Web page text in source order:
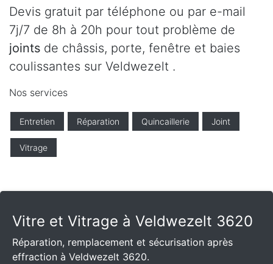
Devis gratuit par téléphone ou par e-mail
7j/7 de 8h à 20h pour tout problème de
joints de châssis, porte, fenêtre et baies
coulissantes sur Veldwezelt .
Nos services
Entretien Réparation Quincaillerie Joint
Vitrage
Vitre et Vitrage à Veldwezelt 3620
Réparation, remplacement et sécurisation après
effraction à Veldwezelt 3620.